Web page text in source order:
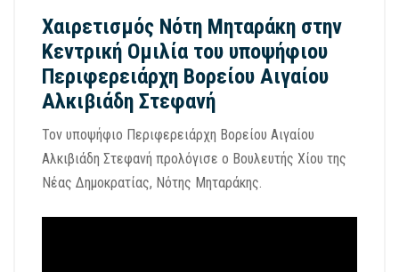
Χαιρετισμός Νότη Μηταράκη στην
Κεντρική Ομιλία του υποψήφιου
Περιφερειάρχη Βορείου Αιγαίου
Αλκιβιάδη Στεφανή
Τον υποψήφιο Περιφερειάρχη Βορείου Αιγαίου
Αλκιβιάδη Στεφανή προλόγισε ο Βουλευτής Χίου της
Νέας Δημοκρατίας, Νότης Μηταράκης.